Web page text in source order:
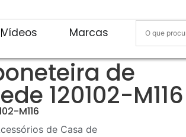
Vídeos Marcas
de
120102-M116
M116
de Casa de